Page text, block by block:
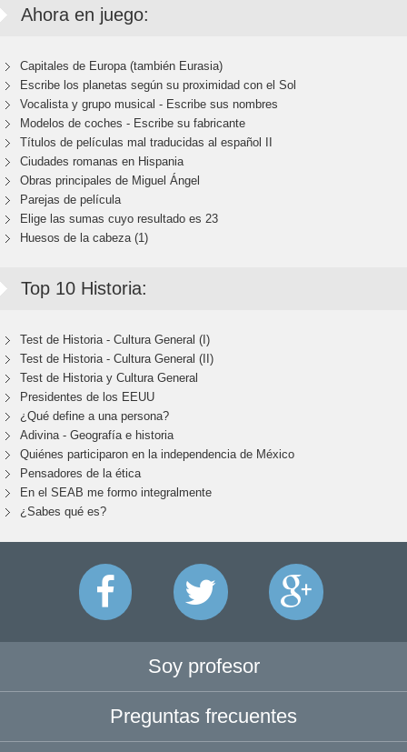
Ahora en juego:
Capitales de Europa (también Eurasia)
Escribe los planetas según su proximidad con el Sol
Vocalista y grupo musical - Escribe sus nombres
Modelos de coches - Escribe su fabricante
Títulos de películas mal traducidas al español II
Ciudades romanas en Hispania
Obras principales de Miguel Ángel
Parejas de película
Elige las sumas cuyo resultado es 23
Huesos de la cabeza (1)
Top 10 Historia:
Test de Historia - Cultura General (I)
Test de Historia - Cultura General (II)
Test de Historia y Cultura General
Presidentes de los EEUU
¿Qué define a una persona?
Adivina - Geografía e historia
Quiénes participaron en la independencia de México
Pensadores de la ética
En el SEAB me formo integralmente
¿Sabes qué es?
Soy profesor
Preguntas frecuentes